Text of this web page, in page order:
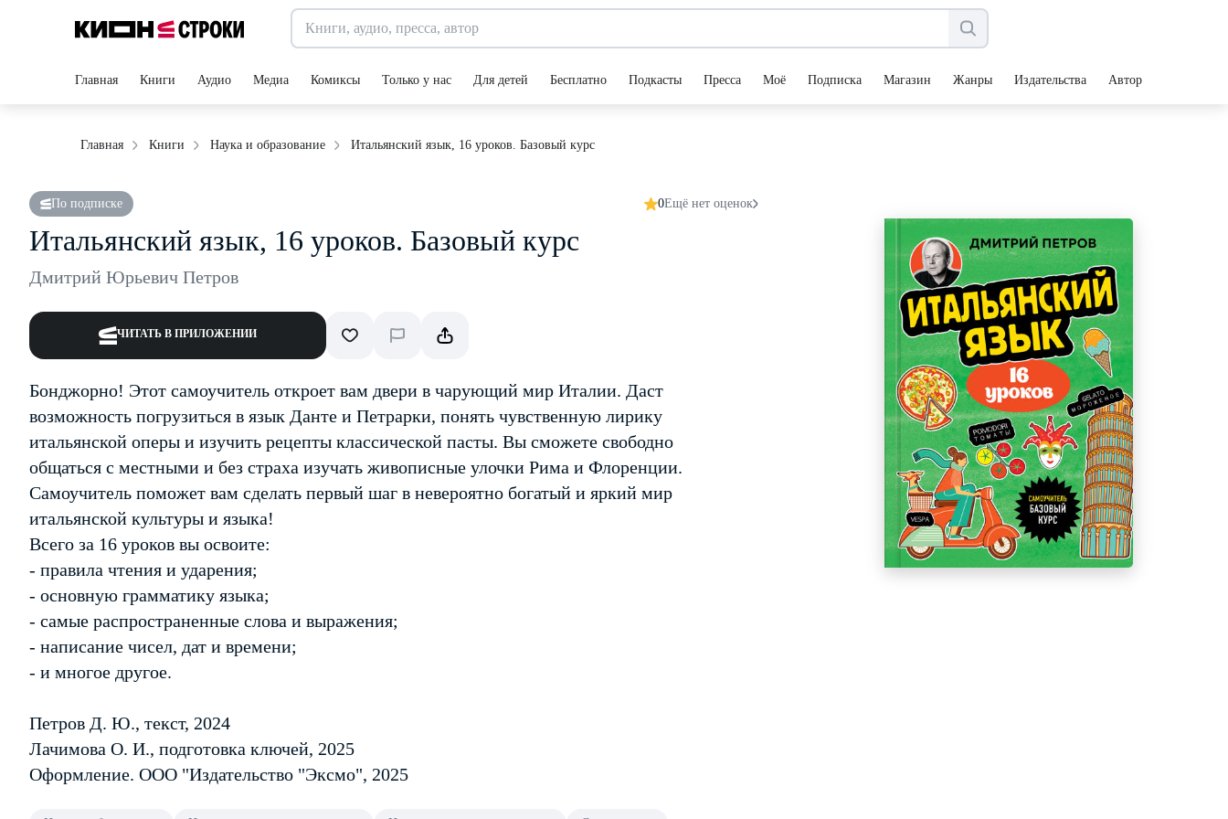
Главная Книги Аудио Медиа Комиксы Только у нас Для детей Бесплатно Подкасты Пресса Моё Подписка Магазин Жанры Издательства Авторы
Главная Книги Наука и образование Итальянский язык, 16 уроков. Базовый курс
По подписке 0Ещё нет оценок
Итальянский язык, 16 уроков. Базовый курс
Дмитрий Юрьевич Петров
ЧИТАТЬ В ПРИЛОЖЕНИИ
Бонджорно! Этот самоучитель откроет вам двери в чарующий мир Италии. Даст
возможность погрузиться в язык Данте и Петрарки, понять чувственную лирику
итальянской оперы и изучить рецепты классической пасты. Вы сможете свободно
общаться с местными и без страха изучать живописные улочки Рима и Флоренции.
Самоучитель поможет вам сделать первый шаг в невероятно богатый и яркий мир
итальянской культуры и языка!
Всего за 16 уроков вы освоите:
- правила чтения и ударения;
- основную грамматику языка;
- самые распространенные слова и выражения;
- написание чисел, дат и времени;
- и многое другое.
Петров Д. Ю., текст, 2024
Лачимова О. И., подготовка ключей, 2025
Оформление. ООО "Издательство "Эксмо", 2025